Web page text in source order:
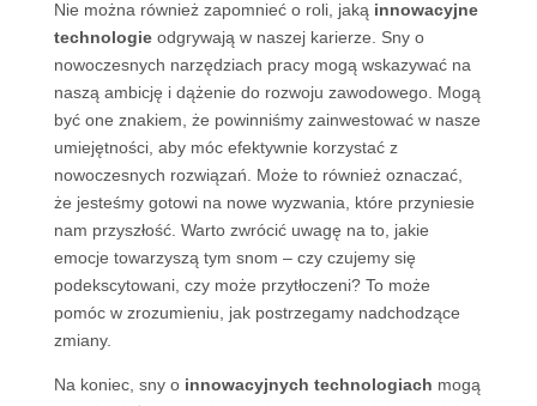
Nie można również zapomnieć o roli, jaką innowacyjne
technologieodgrywają w naszej karierze. Sny o
nowoczesnych narzędziach pracy mogą wskazywać na
naszą ambicję i dążenie do rozwoju zawodowego. Mogą
być one znakiem, że powinniśmy zainwestować w nasze
umiejętności, aby móc efektywnie korzystać z
nowoczesnych rozwiązań. Może to również oznaczać,
że jesteśmy gotowi na nowe wyzwania, które przyniesie
nam przyszłość. Warto zwrócić uwagę na to, jakie
emocje towarzyszą tym snom – czy czujemy się
podekscytowani, czy może przytłoczeni? To może
pomóc w zrozumieniu, jak postrzegamy nadchodzące
zmiany.
Na koniec, sny o innowacyjnych technologiach mogą